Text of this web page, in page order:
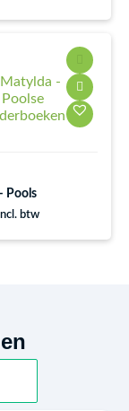
Pools
Incl. btw